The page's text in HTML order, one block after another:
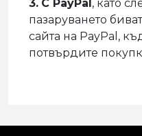
3. С PayPal, като
пазаруването
сайта на PayPal,
потвърдите